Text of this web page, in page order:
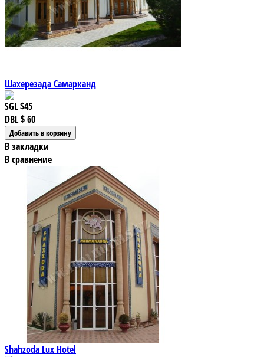
Шахерезада Самарканд
SGL$45
DBL$ 60
В закладки
В сравнение
Shahzoda Lux Hotel